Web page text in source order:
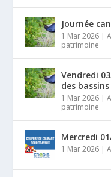
Journée
1 Mar 2026 |
patrimoine
Vendredi
des bassins
1 Mar 2026 |
patrimoine
Mercredi
1 Mar 2026 |